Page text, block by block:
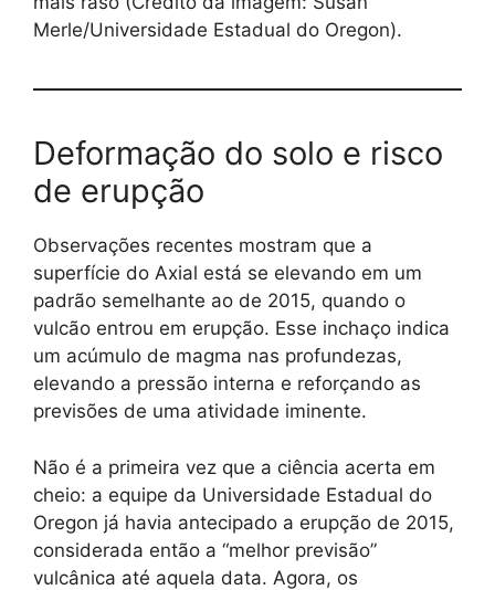
Merle/Universidade Estadual do Oregon).
Deformação do solo e risco
de erupção
Observações recentes mostram que a
superfície do Axial está se elevando em um
padrão semelhante ao de 2015, quando o
vulcão entrou em erupção. Esse inchaço indica
um acúmulo de magma nas profundezas,
elevando a pressão interna e reforçando as
previsões de uma atividade iminente.
Não é a primeira vez que a ciência acerta em
cheio: a equipe da Universidade Estadual do
Oregon já havia antecipado a erupção de 2015,
considerada então a “melhor previsão”
vulcânica até aquela data. Agora, os